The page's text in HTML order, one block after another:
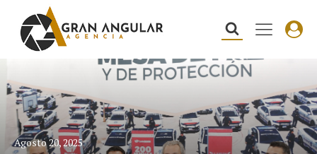
Agosto 20, 2025